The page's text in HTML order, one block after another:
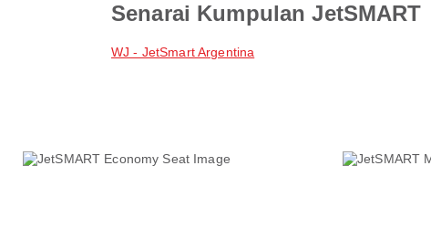
Senarai Kumpulan JetSMART
WJ - JetSmart Argentina